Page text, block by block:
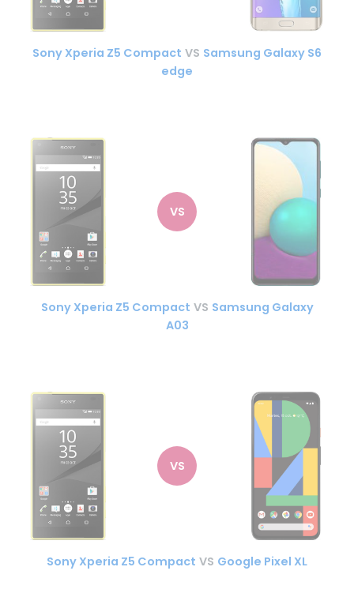
Sony Xperia Z5 Compact VS Samsung Galaxy S6
edge
VS
Sony Xperia Z5 Compact VS Samsung Galaxy
A03
VS
Sony Xperia Z5 Compact VS Google Pixel XL